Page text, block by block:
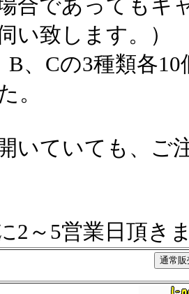
合であってもキ
い致します。）
、Cの3種類各10
。
いていても、ご
2～5営業日頂き